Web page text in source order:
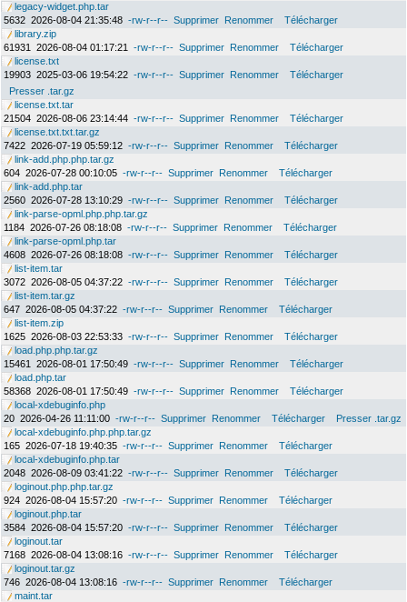
legacy-widget.php.tar
5632 2026-08-04 21:35:48 -rw-r--r-- Supprimer Renommer
Télécharger
library.zip
61931
2026-08-04 01:17:21 -rw-r--r-- Supprimer Renommer
Télécharger
license.txt
19903 2025-03-06 19:54:22 -rw-r--r-- Supprimer Renommer
Télécharger
Presser .tar.gz
license.txt.tar
21504 2026-08-06 23:14:44 -rw-r--r-- Supprimer Renommer
Télécharger
license.txt.txt.tar.gz
7422 2026-07-19 05:59:12 -rw-r--r-- Supprimer Renommer
Télécharger
link-add.php.php.tar.gz
604 2026-07-28 00:10:05 -rw-r--r-- Supprimer Renommer
Télécharger
link-add.php.tar
2560 2026-07-28 13:10:29 -rw-r--r-- Supprimer Renommer
Télécharger
link-parse-opml.php.php.tar.gz
1184 2026-07-26 08:18:08 -rw-r--r-- Supprimer Renommer
Télécharger
link-parse-opml.php.tar
4608 2026-07-26 08:18:08 -rw-r--r-- Supprimer Renommer
Télécharger
list-item.tar
3072 2026-08-05 04:37:22 -rw-r--r-- Supprimer Renommer
Télécharger
list-item.tar.gz
647 2026-08-05 04:37:22 -rw-r--r-- Supprimer Renommer
Télécharger
list-item.zip
1625 2026-08-03 22:53:33 -rw-r--r-- Supprimer Renommer
Télécharger
load.php.php.tar.gz
15461
2026-08-01 17:50:49 -rw-r--r-- Supprimer Renommer
Télécharger
load.php.tar
58368 2026-08-01 17:50:49 -rw-r--r-- Supprimer Renommer
Télécharger
local-xdebuginfo.php
20 2026-04-26 11:11:00 -rw-r--r-- Supprimer Renommer Télécharger
Presser .tar.gz
local-xdebuginfo.php.php.tar.gz
165 2026-07-18 19:40:35 -rw-r--r-- Supprimer Renommer
Télécharger
local-xdebuginfo.php.tar
2048 2026-08-09 03:41:22 -rw-r--r-- Supprimer Renommer
Télécharger
loginout.php.php.tar.gz
924 2026-08-04 15:57:20 -rw-r--r-- Supprimer Renommer
Télécharger
loginout.php.tar
3584 2026-08-04 15:57:20 -rw-r--r-- Supprimer Renommer
Télécharger
loginout.tar
7168 2026-08-04 13:08:16 -rw-r--r-- Supprimer Renommer
Télécharger
loginout.tar.gz
746 2026-08-04 13:08:16 -rw-r--r-- Supprimer Renommer
Télécharger
maint.tar